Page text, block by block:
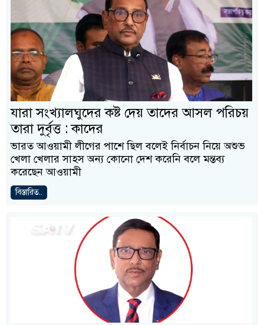
যারা সংখ্যালঘুদের কষ্ট দেয় তাদের আসল পরিচয়
তারা দুর্বৃত্ত : কাদের
ভারত আওয়ামী লীগের পাশে ছিল বলেই নির্বাচন নিয়ে অশুভ
খেলা খেলার সাহস অন্য কোনো দেশ করেনি বলে মন্তব্য
করেছেন আওয়ামী
বিস্তারিত..